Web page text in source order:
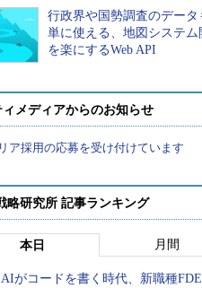
行政界や国勢調査のデータ
単に使える、地図システム
を楽にするWeb API
メディアからのお知らせ
ア採用の応募を受け付けています
略研究所 記事ランキング
本日 月間
がコードを書く時代、新職種